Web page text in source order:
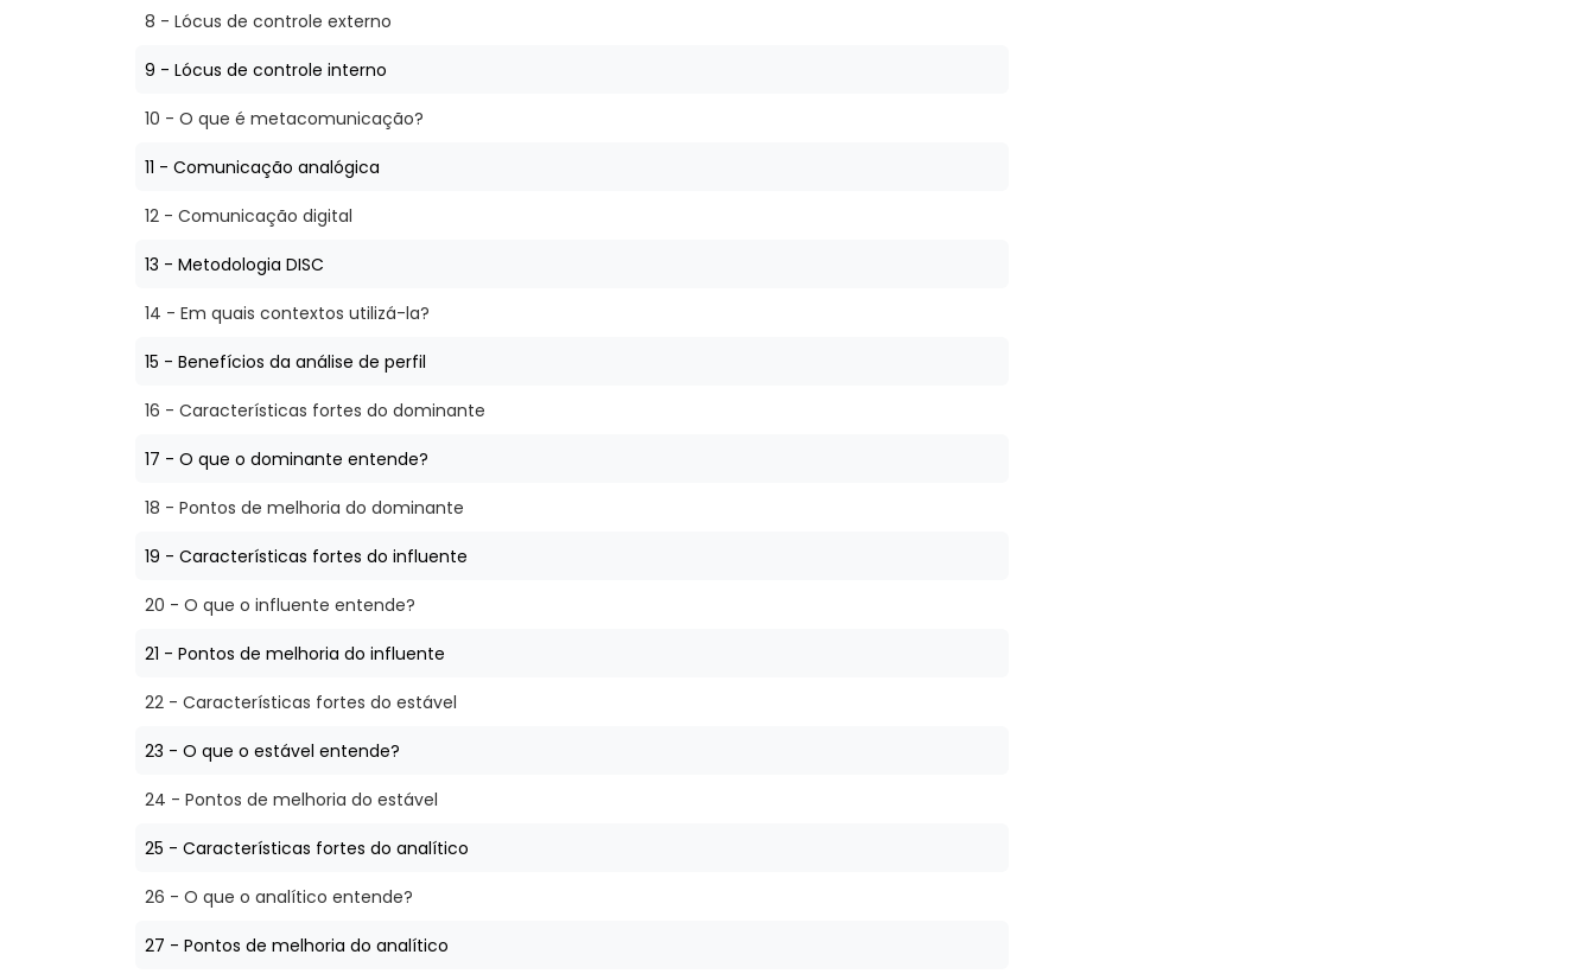
8 - Lócus de controle externo
9 - Lócus de controle interno
10 - O que é metacomunicação?
11 - Comunicação analógica
12 - Comunicação digital
13 - Metodologia DISC
14 - Em quais contextos utilizá-la?
15 - Benefícios da análise de perfil
16 - Características fortes do dominante
17 - O que o dominante entende?
18 - Pontos de melhoria do dominante
19 - Características fortes do influente
20 - O que o influente entende?
21 - Pontos de melhoria do influente
22 - Características fortes do estável
23 - O que o estável entende?
24 - Pontos de melhoria do estável
25 - Características fortes do analítico
26 - O que o analítico entende?
27 - Pontos de melhoria do analítico